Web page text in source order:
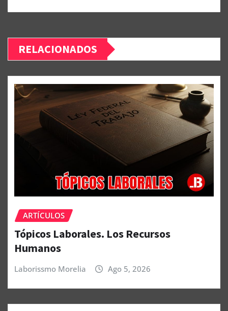
RELACIONADOS
ARTÍCULOS
Tópicos Laborales. Los Recursos
Humanos
Laborissmo Morelia Ago 5, 2026